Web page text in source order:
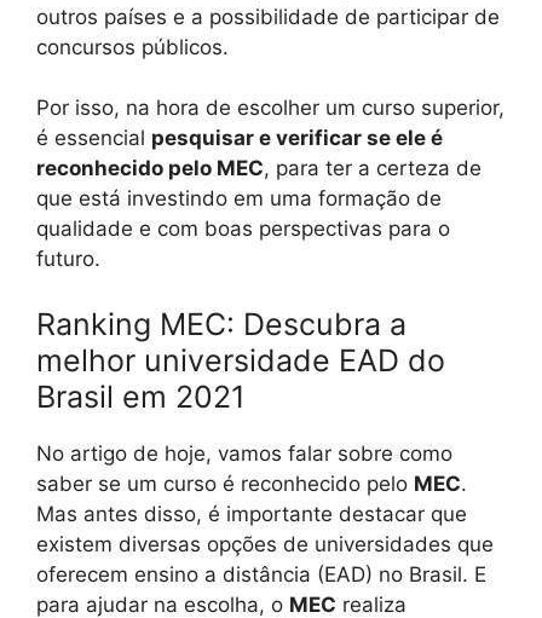
outros países e a possibilidade de participar de
concursos públicos.
Por isso, na hora de escolher um curso superior,
é essencial pesquisar e verificar se ele é
reconhecido pelo MEC, para ter a certeza de
que está investindo em uma formação de
qualidade e com boas perspectivas para o
futuro.
Ranking MEC: Descubra a
melhor universidade EAD do
Brasil em 2021
No artigo de hoje, vamos falar sobre como
saber se um curso é reconhecido pelo MEC.
Mas antes disso, é importante destacar que
existem diversas opções de universidades que
oferecem ensino a distância (EAD) no Brasil. E
para ajudar na escolha, o MEC realiza